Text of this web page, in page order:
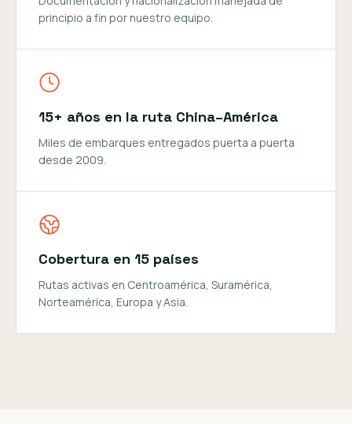
principio a fin por nuestro equipo.
15+ años en la ruta China–América
Miles de embarques entregados puerta a puerta
desde 2009.
Cobertura en 15 países
Rutas activas en Centroamérica, Suramérica,
Norteamérica, Europa y Asia.